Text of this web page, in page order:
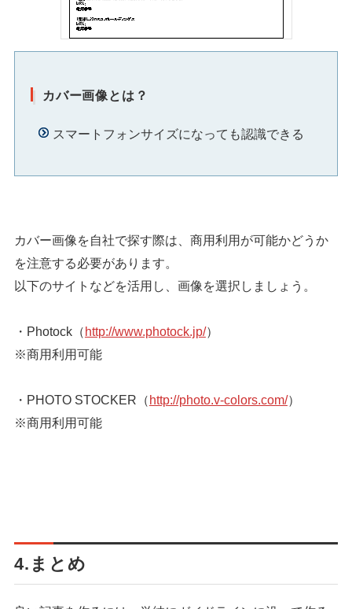
カバー画像とは？
スマートフォンサイズになっても認識できる
カバー画像を自社で探す際は、商用利用が可能かどうか
を注意する必要があります。
以下のサイトなどを活用し、画像を選択しましょう。
・Photock（ http://www.photock.jp/）
※商用利用可能
・PHOTO STOCKER（ http://photo.v-colors.com/）
※商用利用可能
4.まとめ